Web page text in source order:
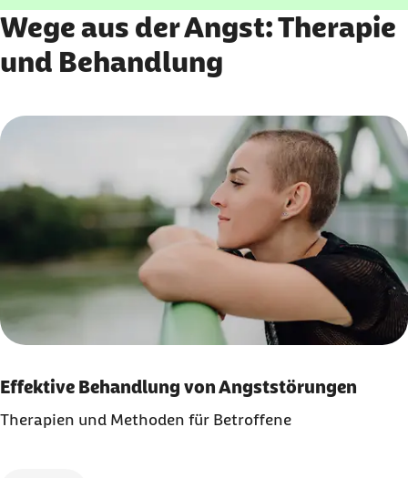
Wege aus der Angst: Therapie
und Behandlung
Karussell mit 2 Elementen
Element 1 von 2
Effektive Behandlung von Angststörungen
Therapien und Methoden für Betroffene